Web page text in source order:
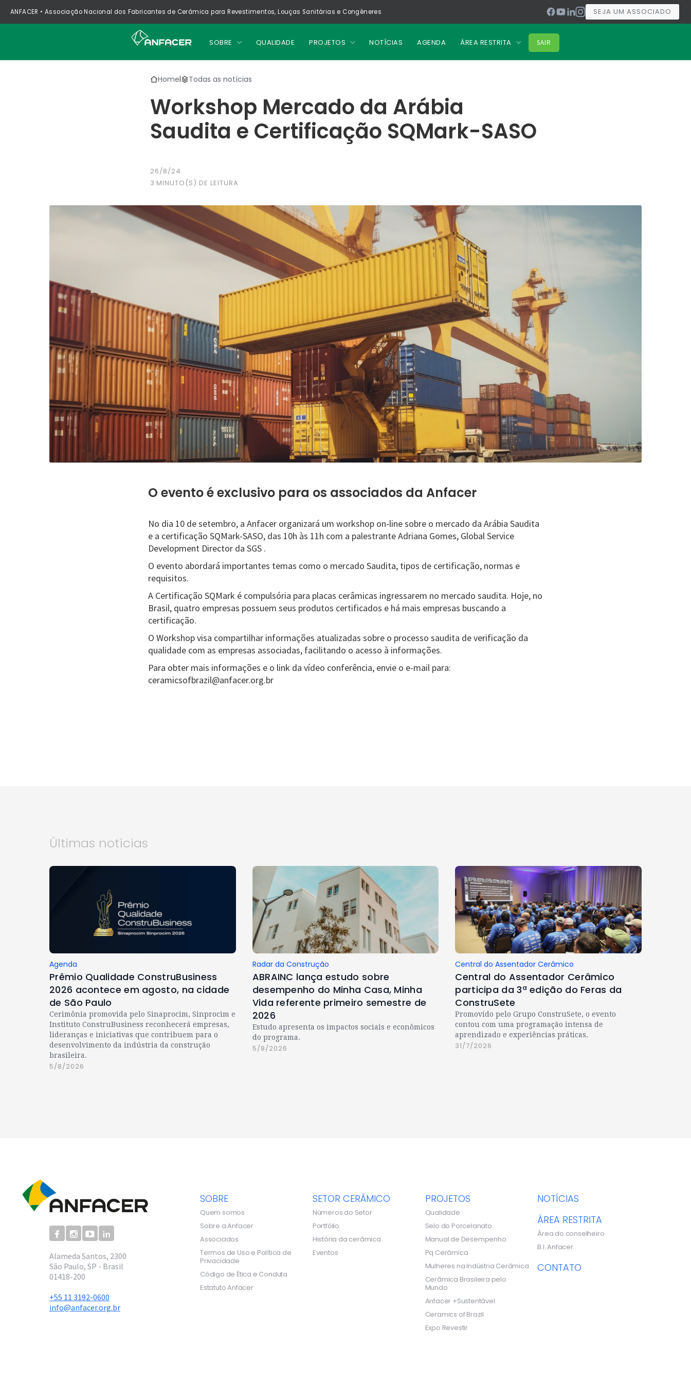
ANFACER • Associação Nacional dos Fabricantes de Cerâmica para Revestimentos, Louças Sanitárias e Congêneres SEJA UM ASSOCIADO
SOBRE QUALIDADE PROJETOS NOTÍCIAS AGENDA ÁREA RESTRITA SAIR
Home| Todas as notícias
Workshop Mercado da Arábia
Saudita e Certificação SQMark-SASO
26/8/24
3 MINUTO(S) DE LEITURA
O evento é exclusivo para os associados da Anfacer
No dia 10 de setembro, a Anfacer organizará um workshop on-line sobre o mercado da Arábia Saudita
e a certificação SQMark-SASO, das 10h às 11h com a palestrante Adriana Gomes, Global Service
Development Director da SGS .
O evento abordará importantes temas como o mercado Saudita, tipos de certificação, normas e
requisitos.
A Certificação SQMark é compulsória para placas cerâmicas ingressarem no mercado saudita. Hoje, no
Brasil, quatro empresas possuem seus produtos certificados e há mais empresas buscando a
certificação.
O Workshop visa compartilhar informações atualizadas sobre o processo saudita de verificação da
qualidade com as empresas associadas, facilitando o acesso à informações.
Para obter mais informações e o link da vídeo conferência, envie o e-mail para:
ceramicsofbrazil@anfacer.org.br
Últimas notícias
Agenda
Prêmio Qualidade ConstruBusiness
2026 acontece em agosto, na cidade
de São Paulo
Cerimônia promovida pelo Sinaprocim, Sinprocim e
Instituto ConstruBusiness reconhecerá empresas,
lideranças e iniciativas que contribuem para o
desenvolvimento da indústria da construção
brasileira.
5/8/2026
Radar da Construção
ABRAINC lança estudo sobre
desempenho do Minha Casa, Minha
Vida referente primeiro semestre de
2026
Estudo apresenta os impactos sociais e econômicos
do programa.
5/8/2026
Central do Assentador Cerâmico
Central do Assentador Cerâmico
participa da 3ª edição do Feras da
ConstruSete
Promovido pelo Grupo ConstruSete, o evento
contou com uma programação intensa de
aprendizado e experiências práticas.
31/7/2026
Alameda Santos, 2300
São Paulo, SP - Brasil
01418-200
+55 11 3192-0600
info@anfacer.org.br
SOBRE
Quem somos
Sobre a Anfacer
Associados
Termos de Uso e Política de
Privacidade
Código de Ética e Conduta
Estatuto Anfacer
SETOR CERÂMICO
Números do Setor
Portfólio
História da cerâmica
Eventos
PROJETOS
Qualidade
Selo do Porcelanato
Manual de Desempenho
Pq Cerâmica
Mulheres na Indústria Cerâmica
Cerâmica Brasileira pelo
Mundo
Anfacer +Sustentável
Ceramics of Brazil
Expo Revestir
NOTÍCIAS
ÁREA RESTRITA
Área do conselheiro
B.I. Anfacer
CONTATO